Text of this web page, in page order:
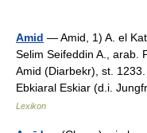
Amid — Amid, 1) A. el
Selim Seifeddin A., arab.
Amid (Diarbekr), st.
Ebkiaral Eskiar (d.i.
Lexikon